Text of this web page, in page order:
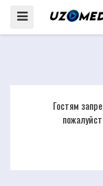
Гостям